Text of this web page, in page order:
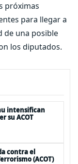
próximas
para llegar a
de una posible
los diputados.
intensifican
su ACOT
contra el
(ACOT)